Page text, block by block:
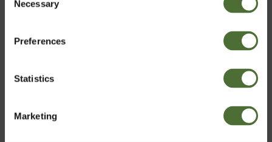
Selection
Necessary
Preferences
Statistics
Marketing
Osta Nyt